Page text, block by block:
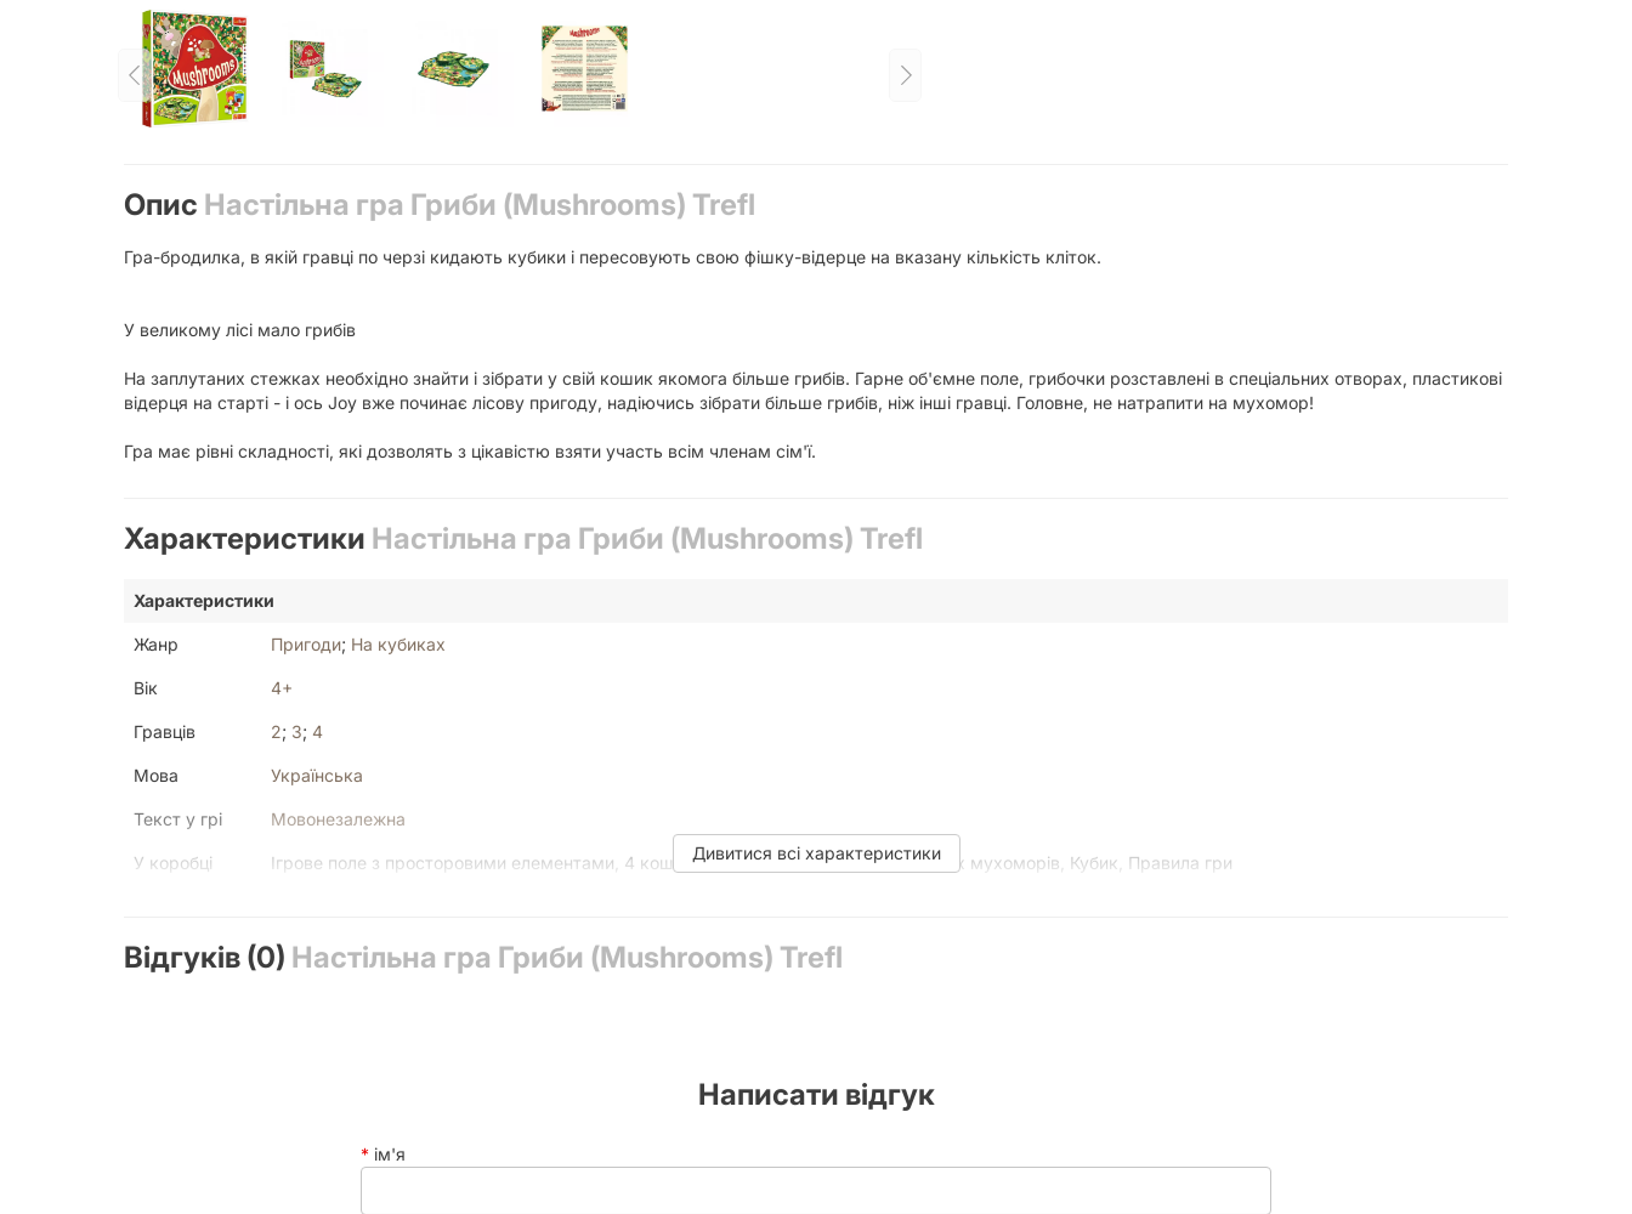
Опис Настільна гра Гриби (Mushrooms) Trefl
Гра-бродилка, в якій гравці по черзі кидають кубики і пересовують свою фішку-відерце на вказану кількість кліток.
У великому лісі мало грибів
На заплутаних стежках необхідно знайти і зібрати у свій кошик якомога більше грибів. Гарне об'ємне поле, грибочки розставлені в спеціальних отворах, пластикові
відерця на старті - і ось Joy вже починає лісову пригоду, надіючись зібрати більше грибів, ніж інші гравці. Головне, не натрапити на мухомор!
Гра має рівні складності, які дозволять з цікавістю взяти участь всім членам сім'ї.
Характеристики Настільна гра Гриби (Mushrooms) Trefl
Характеристики
Жанр Пригоди; На кубиках
Вік 4+
Гравців 2; 3; 4
Мова Українська
Текст у грі Мовонезалежна
У коробці Ігрове поле з просторовими елементами, 4 кошики, 21 «їстівний» гриб, 5 червоних мухоморів, Кубик, Правила гри
Дивитися всі характеристики
Відгуків (0) Настільна гра Гриби (Mushrooms) Trefl
Написати відгук
ім'я